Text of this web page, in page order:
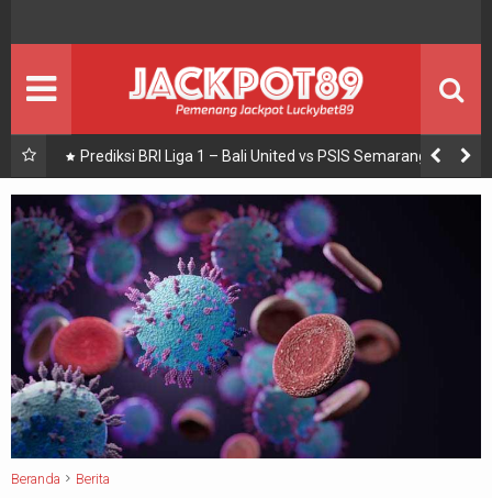
Prediksi BRI Liga 1 – Bali United vs PSIS Semarang
Beranda Berita
ENTERTAIMENT Seputar Showbiz
JACKPOT PEMENANG JACKPOT
PROMO Promosi
PANDUAN Panduan Bermain